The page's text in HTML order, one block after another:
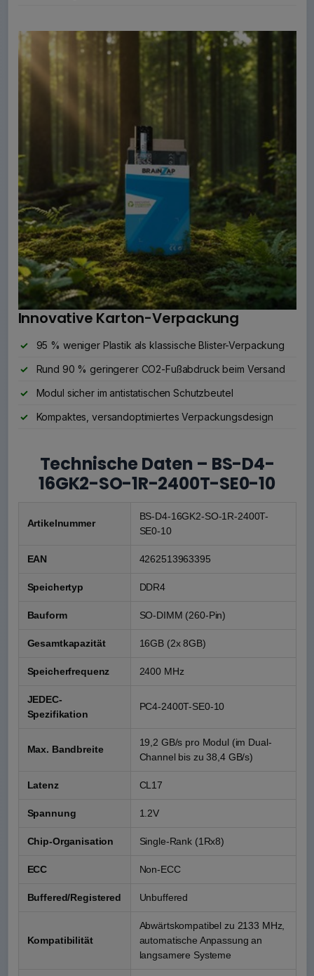
Innovative Karton-Verpackung
95 % weniger Plastik als klassische Blister-Verpackung
Rund 90 % geringerer CO2-Fußabdruck beim Versand
Modul sicher im antistatischen Schutzbeutel
Kompaktes, versandoptimiertes Verpackungsdesign
Technische Daten – BS-D4-
16GK2-SO-1R-2400T-SE0-10
Artikelnummer
BS-D4-16GK2-SO-1R-2400T-
SE0-10
EAN 4262513963395
Speichertyp DDR4
Bauform SO-DIMM (260-Pin)
Gesamtkapazität 16GB (2x 8GB)
Speicherfrequenz 2400 MHz
JEDEC-
Spezifikation
PC4-2400T-SE0-10
Max. Bandbreite
19,2 GB/s pro Modul (im Dual-
Channel bis zu 38,4 GB/s)
Latenz CL17
Spannung 1.2V
Chip-Organisation Single-Rank (1Rx8)
ECC Non-ECC
Buffered/Registered Unbuffered
Kompatibilität
Abwärtskompatibel zu 2133 MHz,
automatische Anpassung an
langsamere Systeme